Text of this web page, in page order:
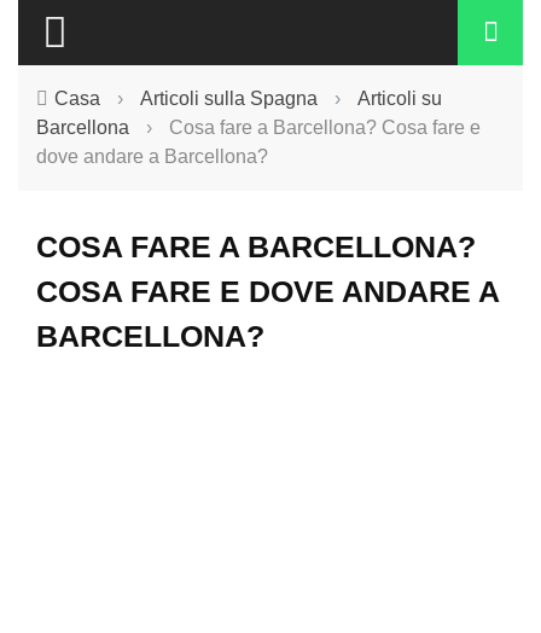
Casa › Articoli sulla Spagna ›
Articoli su
Barcellona
›
Cosa fare a Barcellona? Cosa fare e
dove andare a Barcellona?
COSA FARE A BARCELLONA?
COSA FARE E DOVE ANDARE A
BARCELLONA?